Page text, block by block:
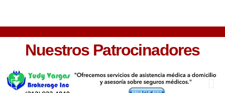
Nuestros Patrocinadores